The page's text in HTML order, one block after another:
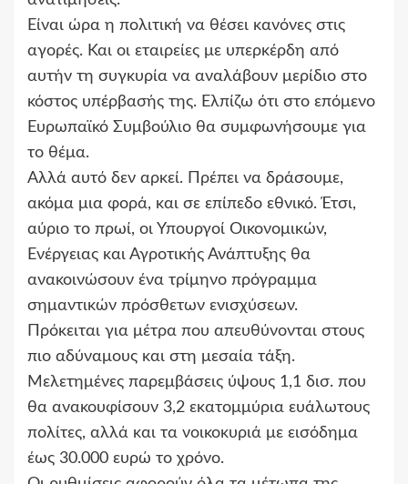
Είναι ώρα η πολιτική να θέσει κανόνες στις
αγορές. Και οι εταιρείες με υπερκέρδη από
αυτήν τη συγκυρία να αναλάβουν μερίδιο στο
κόστος υπέρβασής της. Ελπίζω ότι στο επόμενο
Ευρωπαϊκό Συμβούλιο θα συμφωνήσουμε για
το θέμα.
Αλλά αυτό δεν αρκεί. Πρέπει να δράσουμε,
ακόμα μια φορά, και σε επίπεδο εθνικό. Έτσι,
αύριο το πρωί, οι Υπουργοί Οικονομικών,
Ενέργειας και Αγροτικής Ανάπτυξης θα
ανακοινώσουν ένα τρίμηνο πρόγραμμα
σημαντικών πρόσθετων ενισχύσεων.
Πρόκειται για μέτρα που απευθύνονται στους
πιο αδύναμους και στη μεσαία τάξη.
Μελετημένες παρεμβάσεις ύψους 1,1 δισ. που
θα ανακουφίσουν 3,2 εκατομμύρια ευάλωτους
πολίτες, αλλά και τα νοικοκυριά με εισόδημα
έως 30.000 ευρώ το χρόνο.